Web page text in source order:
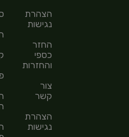
הצהרת
נגישות
החזר
כספי
והחזרות
צור
קשר
הצהרת
נגישות